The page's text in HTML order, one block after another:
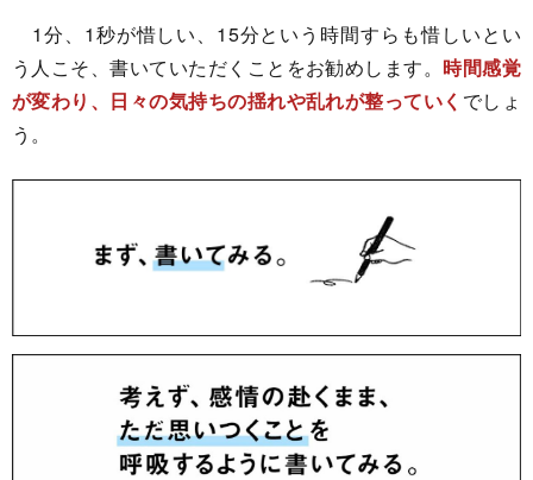
1分、1秒が惜しい、15分という時間すらも惜しいとい
う人こそ、書いていただくことをお勧めします。 時間感覚
が変わり、日々の気持ちの揺れや乱れが整っていく でしょ
う。